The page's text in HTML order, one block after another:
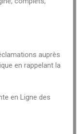
auprès
en rappelant la
en Ligne des